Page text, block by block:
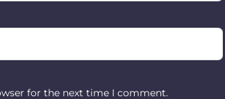
for the next time I comment.